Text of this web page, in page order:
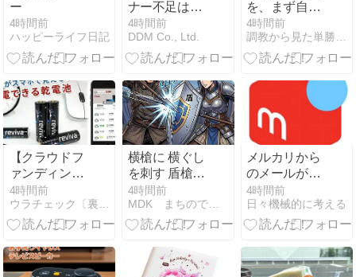
ー
4時間前
ハッピーライフ日記
ナー不足はい
つまで？2026
年8月最新の
価格・供給状
4時間前
DDM Co., Ltd.
を、まず自分
のために終え
る
4時間前
調教から見た単勝複勝買い目の競馬予想
【クラウドフ
ァンディン
グ】スマホで
乾電池の残量
を確認できる
3」がクラウ
ドファンディ
4時間前
横槍に 横ぐし
を刺す 盾槍か
～注文の多い
まちのでんき
や＃４２７～
4時間前
MDK まちのでんきやのブログ
メルカリから
のメールが止
まらない！配
信停止リンク
が404でも大
で確実に止め
る方法
4時間前
日々機械的に考える